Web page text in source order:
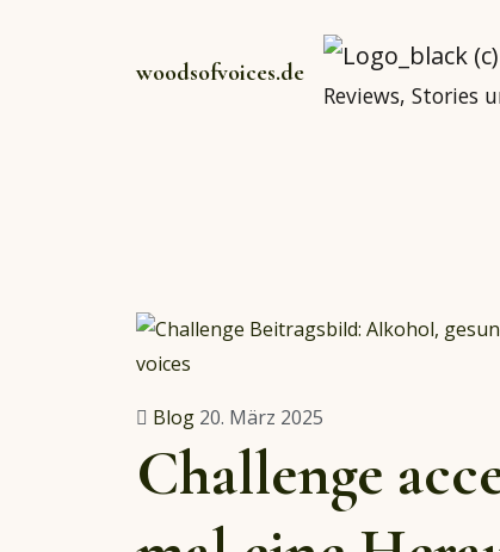
woodsofvoices.de
Reviews, Stories
Blog 20. März 2025
Challenge